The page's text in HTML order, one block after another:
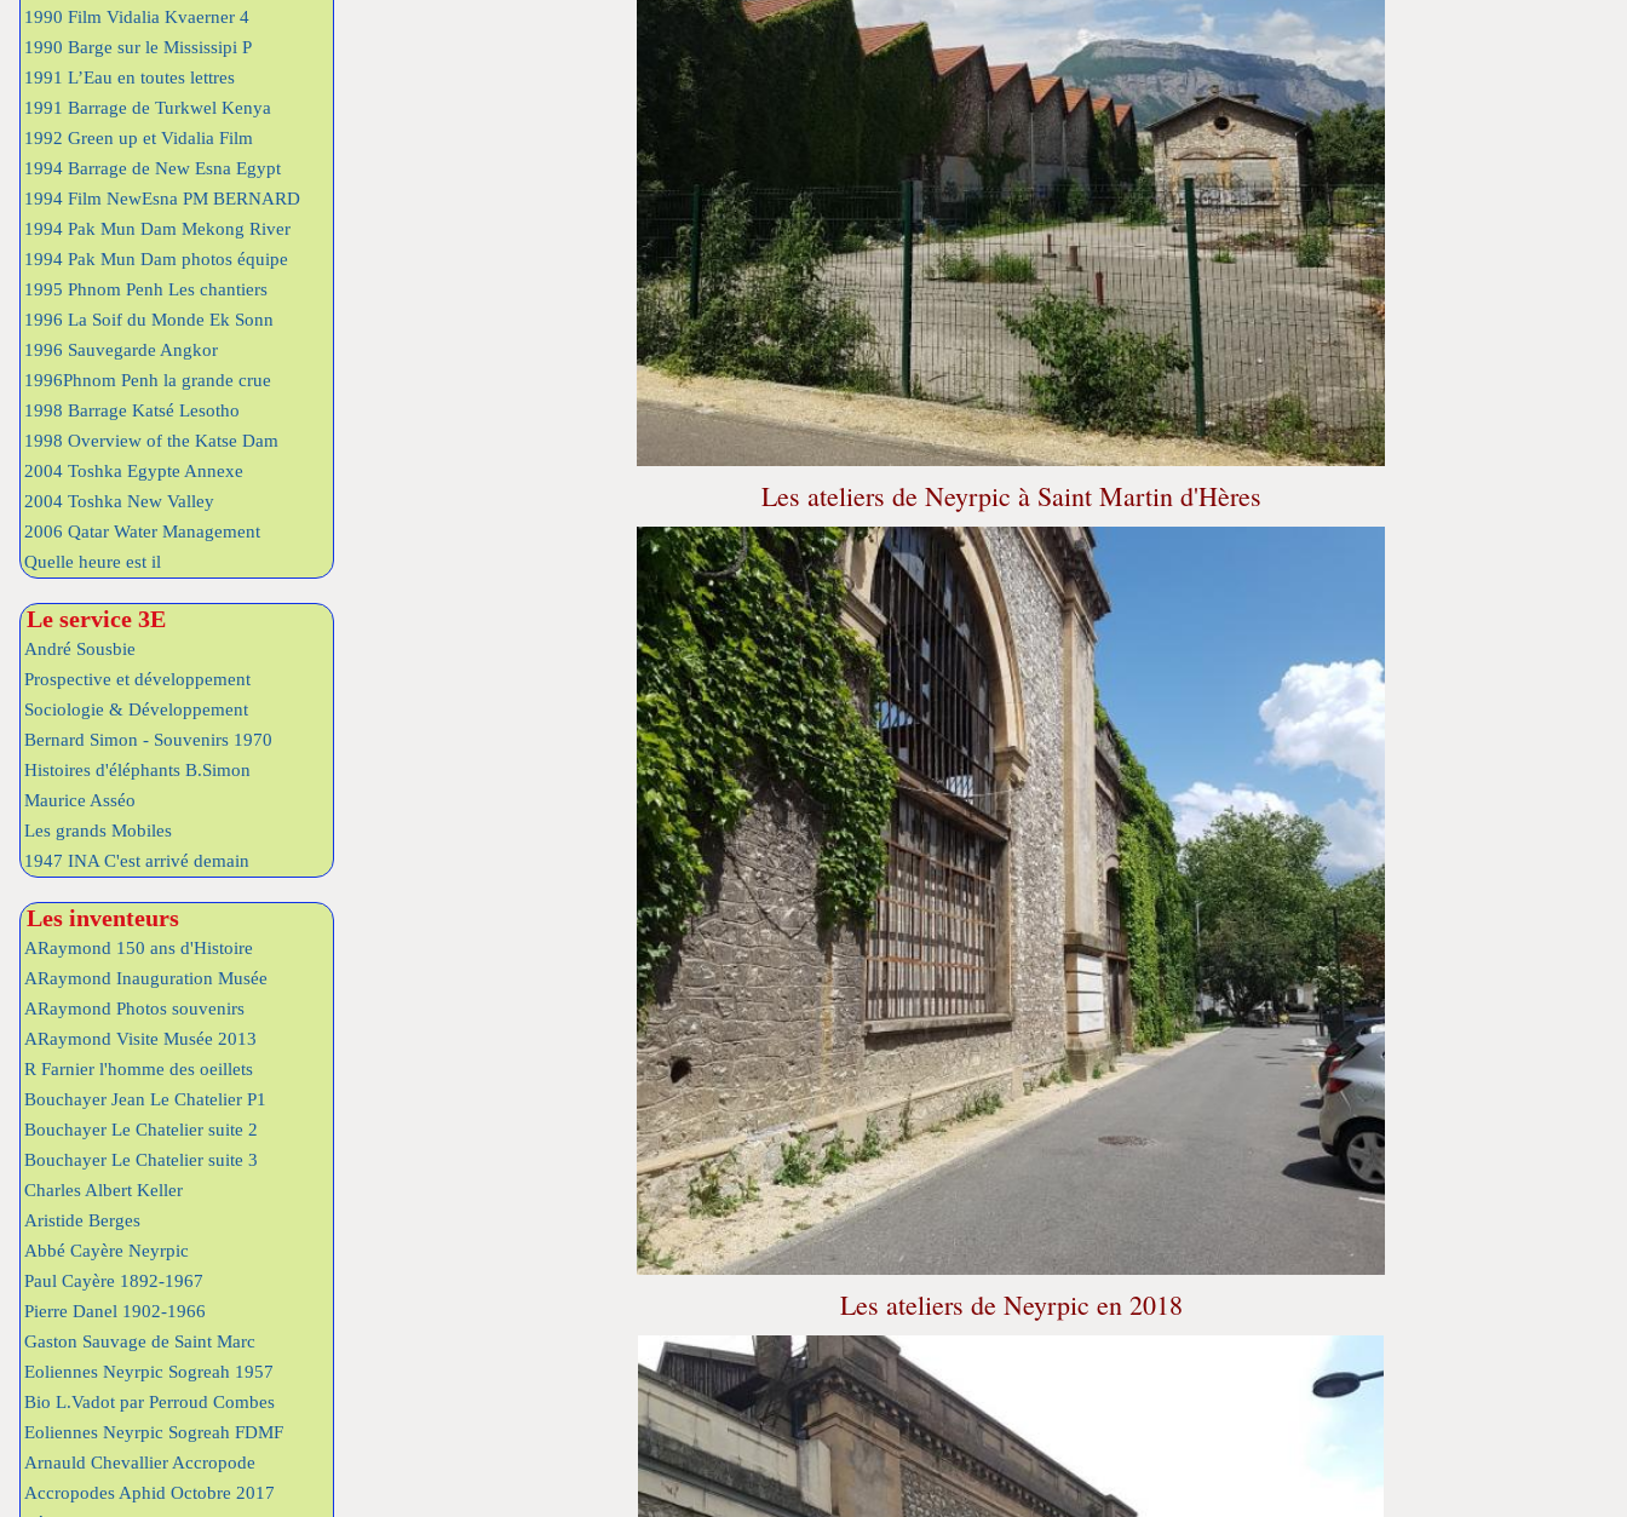
1990 Film Vidalia Kvaerner 4
1990 Barge sur le Mississipi P
1991 L’Eau en toutes lettres
1991 Barrage de Turkwel Kenya
1992 Green up et Vidalia Film
1994 Barrage de New Esna Egypt
1994 Film NewEsna PM BERNARD
1994 Pak Mun Dam Mekong River
1994 Pak Mun Dam photos équipe
1995 Phnom Penh Les chantiers
1996 La Soif du Monde Ek Sonn
1996 Sauvegarde Angkor
1996Phnom Penh la grande crue
1998 Barrage Katsé Lesotho
1998 Overview of the Katse Dam
2004 Toshka Egypte Annexe
2004 Toshka New Valley
2006 Qatar Water Management
Quelle heure est il
Le service 3E
André Sousbie
Prospective et développement
Sociologie & Développement
Bernard Simon - Souvenirs 1970
Histoires d'éléphants B.Simon
Maurice Asséo
Les grands Mobiles
1947 INA C'est arrivé demain
Les inventeurs
ARaymond 150 ans d'Histoire
ARaymond Inauguration Musée
ARaymond Photos souvenirs
ARaymond Visite Musée 2013
R Farnier l'homme des oeillets
Bouchayer Jean Le Chatelier P1
Bouchayer Le Chatelier suite 2
Bouchayer Le Chatelier suite 3
Charles Albert Keller
Aristide Berges
Abbé Cayère Neyrpic
Paul Cayère 1892-1967
Pierre Danel 1902-1966
Gaston Sauvage de Saint Marc
Eoliennes Neyrpic Sogreah 1957
Bio L.Vadot par Perroud Combes
Eoliennes Neyrpic Sogreah FDMF
Arnauld Chevallier Accropode
Accropodes Aphid Octobre 2017
Les ateliers de Neyrpic à Saint Martin d'Hères
Les ateliers de Neyrpic en 2018